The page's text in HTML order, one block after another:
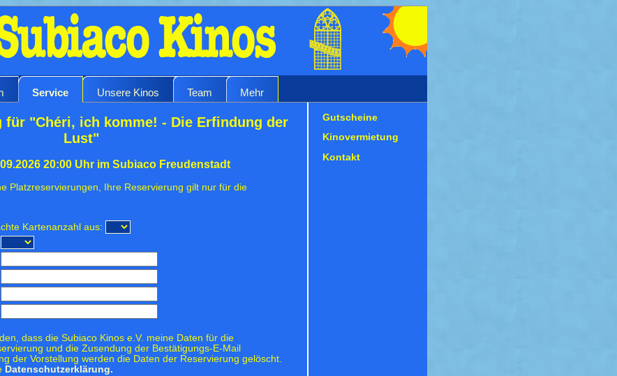
Service Unsere Kinos Team Mehr
für "Chéri, ich komme! - Die Erfindung der
Lust"
20:00 Uhr im Subiaco Freudenstadt
Platzreservierungen, Ihre Reservierung gilt nur für die
Kartenanzahl aus:
dass die Subiaco Kinos e.V. meine Daten für die
und die Zusendung der Bestätigungs-E-Mail
der Vorstellung werden die Daten der Reservierung gelöscht.
Datenschutzerklärung.
Gutscheine
Kinovermietung
Kontakt